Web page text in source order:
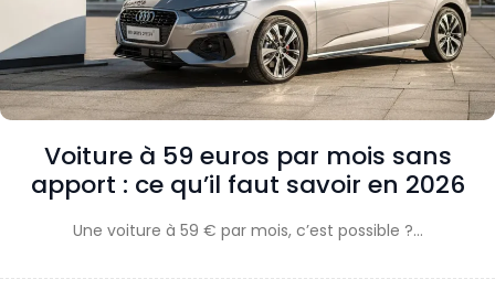
Voiture à 59 euros par mois sans
apport : ce qu’il faut savoir en 2026
Une voiture à 59 € par mois, c’est possible ?…